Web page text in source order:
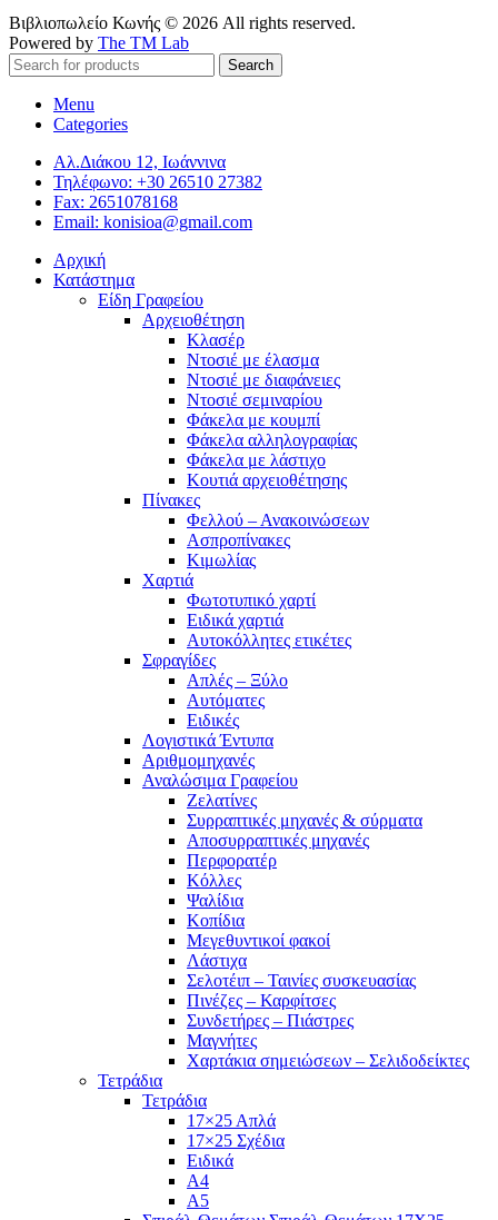
Βιβλιοπωλείο Κωνής © 2026 All rights reserved.
Powered by The TM Lab
Search
Menu
Categories
Αλ.Διάκου 12, Ιωάννινα
Τηλέφωνο: +30 26510 27382
Fax: 2651078168
Email: konisioa@gmail.com
Αρχική
Κατάστημα
Είδη Γραφείου
Αρχειοθέτηση
Κλασέρ
Ντοσιέ με έλασμα
Ντοσιέ με διαφάνειες
Ντοσιέ σεμιναρίου
Φάκελα με κουμπί
Φάκελα αλληλογραφίας
Φάκελα με λάστιχο
Κουτιά αρχειοθέτησης
Πίνακες
Φελλού – Ανακοινώσεων
Ασπροπίνακες
Κιμωλίας
Χαρτιά
Φωτοτυπικό χαρτί
Ειδικά χαρτιά
Αυτοκόλλητες ετικέτες
Σφραγίδες
Απλές – Ξύλο
Αυτόματες
Ειδικές
Λογιστικά Έντυπα
Αριθμομηχανές
Αναλώσιμα Γραφείου
Ζελατίνες
Συρραπτικές μηχανές & σύρματα
Αποσυρραπτικές μηχανές
Περφορατέρ
Κόλλες
Ψαλίδια
Κοπίδια
Μεγεθυντικοί φακοί
Λάστιχα
Σελοτέιπ – Ταινίες συσκευασίας
Πινέζες – Καρφίτσες
Συνδετήρες – Πιάστρες
Μαγνήτες
Χαρτάκια σημειώσεων – Σελιδοδείκτες
Τετράδια
Τετράδια
17×25 Απλά
17×25 Σχέδια
Ειδικά
Α4
Α5